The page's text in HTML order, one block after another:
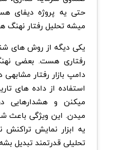
حتی یه پروژه دیفای
میشه تحلیل رفتار نهنگ
یکی دیگه از روش های
رفتاری هست. بعضی
دامپ بازار رفتار مشابهی
استفاده از داده های
میکنن و هشدارهایی
یه ابزار نمایش
تحلیلی قدرتمند تبدیل